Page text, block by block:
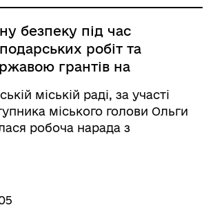
безпеку під час
робіт та
грантів на
міській раді, за участі
міського голови Ольги
робоча нарада з
влітку. Зо ...